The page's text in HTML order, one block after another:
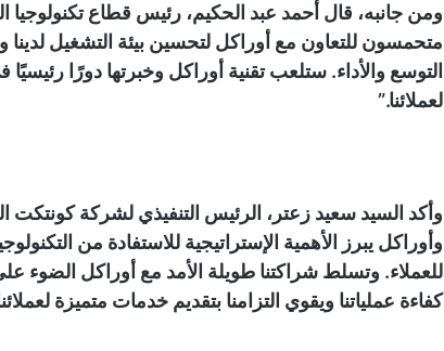
ومن جانبه، قال أحمد عبد الحكيم، رئيس قطاع تكنولوجيا
متحمسون للتعاون مع أوراكل لتحسين بيئة التشغيل لدينا
التوسع والأداء. ستلعب تقنية أوراكل وخبرتها دورًا
لعملائنا.”
وأكد السيد سعيد زعتر، الرئيس التنفيذي لشركة كونتكت
وأوراكل يبرز الأهمية الإستراتيجية للاستفادة من
للعملاء. وتسلط شراكتنا طويلة الأمد مع أوراكل الضوء على
كفاءة عملياتنا ويقوي التزامنا بتقديم خدمات متميزة